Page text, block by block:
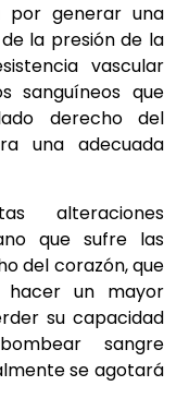
por generar una
la presión de la
vascular
sanguíneos que
derecho del
una adecuada
alteraciones
que sufre las
del corazón, que
un mayor
su capacidad
sangre
se agotará